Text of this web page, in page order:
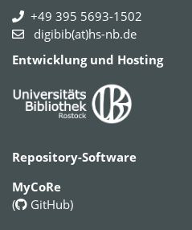
+49 395 5693-1502
digibib(at)hs-nb.de
Entwicklung und Hosting
Repository-Software
MyCoRe
(
GitHub)